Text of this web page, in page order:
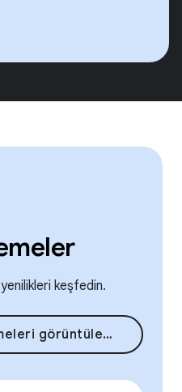
keşfedin.
Tüm son güncellemeleri görüntüleme